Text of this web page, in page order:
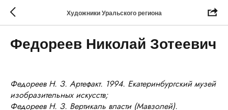
Художники Уральского региона
Федореев Николай Зотеевич
Федореев Н. З. Артефакт. 1994. Екатеринбургский музей
изобразительных искусств;
Федореев Н. З. Вертикаль власти (Мавзолей).